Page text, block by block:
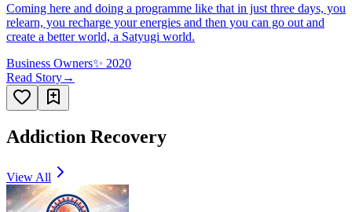
Coming here and doing a programme like that in just three days, you
relearn, you recharge your energies and then you can go out and
create a better world, a Satyugi world.
Business Owners✨ 2020
Read Story→
Addiction Recovery
View All